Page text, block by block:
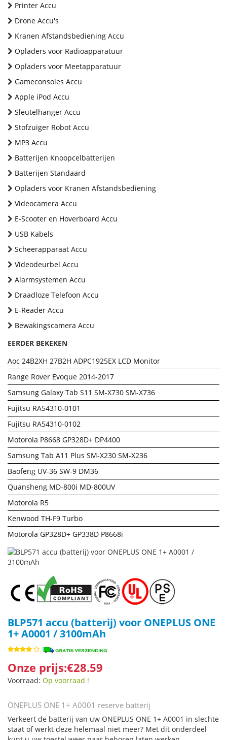
Printer Accu
Drone Accu's
Kranen Afstandsbediening Accu
Opladers voor Radioapparatuur
Opladers voor Meetapparatuur
Gameconsoles Accu
Apple iPod Accu
Sleutelhanger Accu
Stofzuiger Robot Accu
MP3 Accu
Batterijen Knoopcelbatterijen
Batterijen Standaard
Opladers voor Kranen Afstandsbediening
Videocamera Accu
E-Scooter en Hoverboard Accu
USB Kabels
Scheerapparaat Accu
Videodeurbel Accu
Alarmsystemen Accu
Draadloze Telefoon Accu
E-Reader Accu
Bewakingscamera Accu
EERDER BEKEKEN
Aoc 24B2XH 27B2H ADPC1925EX LCD Monitor
Range Rover Evoque 2014-2017
Samsung Galaxy Tab S11 SM-X730 SM-X736
Fujitsu RA54310-0101
Fujitsu RA54310-0102
Motorola P8668 GP328D+ DP4400
Samsung Tab A11 Plus SM-X230 SM-X236
Baofeng UV-36 SW-9 DM36
Quansheng MD-800i MD-800UV
Motorola R5
Kenwood TH-F9 Turbo
Motorola GP328D+ GP338D P8668i
BLP571 accu (batterij) voor ONEPLUS ONE
1+ A0001 / 3100mAh
Onze prijs:€28.59
Voorraad: Op voorraad !
ONEPLUS ONE 1+ A0001 reserve batterij
Verkeert de batterij van uw ONEPLUS ONE 1+ A0001 in slechte
staat of werkt deze helemaal niet meer? Met dit onderdeel